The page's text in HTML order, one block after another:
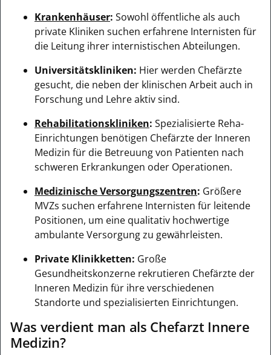
Krankenhäuser: Sowohl öffentliche als auch
private Kliniken suchen erfahrene Internisten für
die Leitung ihrer internistischen Abteilungen.
Universitätskliniken: Hier werden Chefärzte
gesucht, die neben der klinischen Arbeit auch in
Forschung und Lehre aktiv sind.
Rehabilitationskliniken: Spezialisierte Reha-
Einrichtungen benötigen Chefärzte der Inneren
Medizin für die Betreuung von Patienten nach
schweren Erkrankungen oder Operationen.
Medizinische Versorgungszentren: Größere
MVZs suchen erfahrene Internisten für leitende
Positionen, um eine qualitativ hochwertige
ambulante Versorgung zu gewährleisten.
Private Klinikketten: Große
Gesundheitskonzerne rekrutieren Chefärzte der
Inneren Medizin für ihre verschiedenen
Standorte und spezialisierten Einrichtungen.
Was verdient man als Chefarzt Innere
Medizin?